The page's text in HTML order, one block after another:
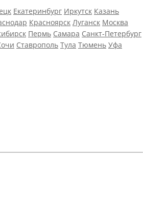
Екатеринбург Иркутск Казань
Красноярск Луганск Москва
Пермь Самара Санкт-Петербург
Ставрополь Тула Тюмень Уфа